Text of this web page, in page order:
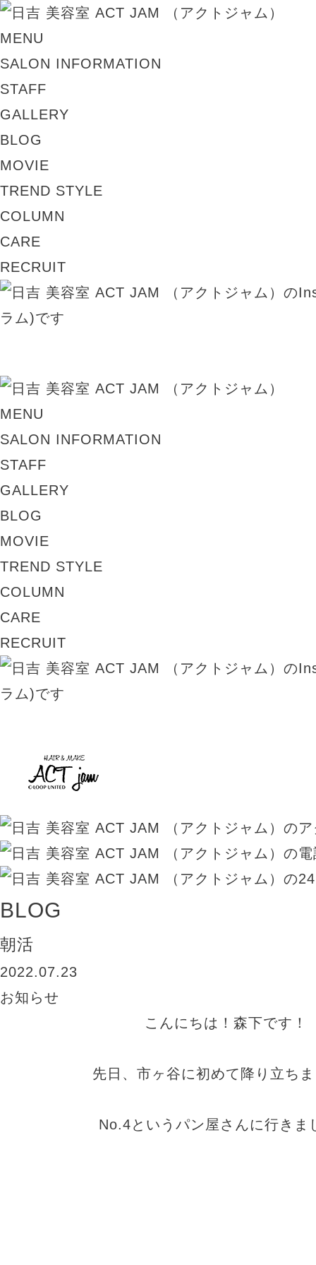
MENU
SALON INFORMATION
STAFF
GALLERY
BLOG
MOVIE
TREND STYLE
COLUMN
CARE
RECRUIT
MENU
SALON INFORMATION
STAFF
GALLERY
BLOG
MOVIE
TREND STYLE
COLUMN
CARE
RECRUIT
BLOG
朝活
2022.07.23
お知らせ
こんにちは！森下です！
先日、市ヶ谷に初めて降り立ち
No.4というパン屋さんに行きま